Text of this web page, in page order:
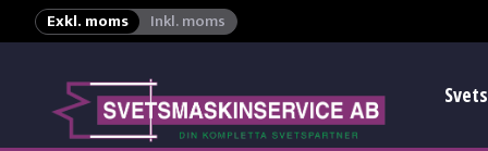
Exkl. moms Inkl. moms